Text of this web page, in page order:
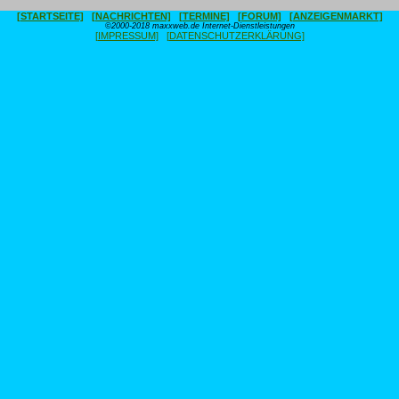
[STARTSEITE] [NACHRICHTEN] [TERMINE] [FORUM] [ANZEIGENMARKT]
©2000-2018 maxxweb.de Internet-Dienstleistungen
[IMPRESSUM] [DATENSCHUTZERKLÄRUNG]